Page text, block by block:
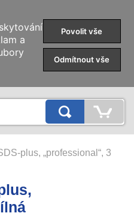
plus, „professional“, 3
a
Povolit vše
Odmítnout vše